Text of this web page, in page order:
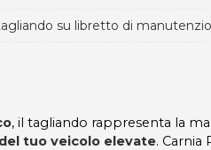
su libretto di
, il tagliando rappresenta la
tuo veicolo elevate.